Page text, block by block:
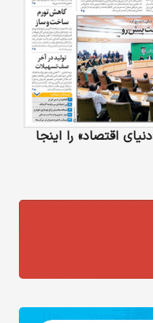
اقتصاد» را اینجا